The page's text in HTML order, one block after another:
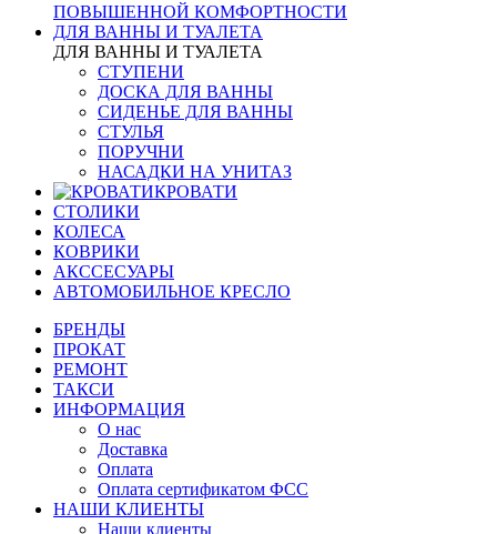
ПОВЫШЕННОЙ КОМФОРТНОСТИ
ДЛЯ ВАННЫ И ТУАЛЕТА
ДЛЯ ВАННЫ И ТУАЛЕТА
СТУПЕНИ
ДОСКА ДЛЯ ВАННЫ
СИДЕНЬЕ ДЛЯ ВАННЫ
СТУЛЬЯ
ПОРУЧНИ
НАСАДКИ НА УНИТАЗ
КРОВАТИ
СТОЛИКИ
КОЛЕСА
КОВРИКИ
АКССЕСУАРЫ
АВТОМОБИЛЬНОЕ КРЕСЛО
БРЕНДЫ
ПРОКАТ
РЕМОНТ
ТАКСИ
ИНФОРМАЦИЯ
О нас
Доставка
Оплата
Оплата сертификатом ФСС
НАШИ КЛИЕНТЫ
Наши клиенты